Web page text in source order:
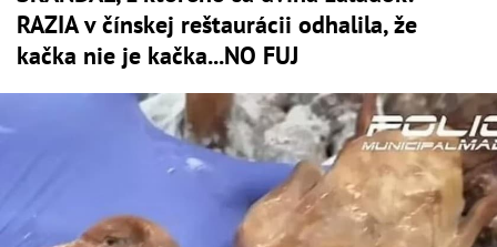
RAZIA v čínskej reštaurácii odhalila, že
kačka nie je kačka...NO FUJ